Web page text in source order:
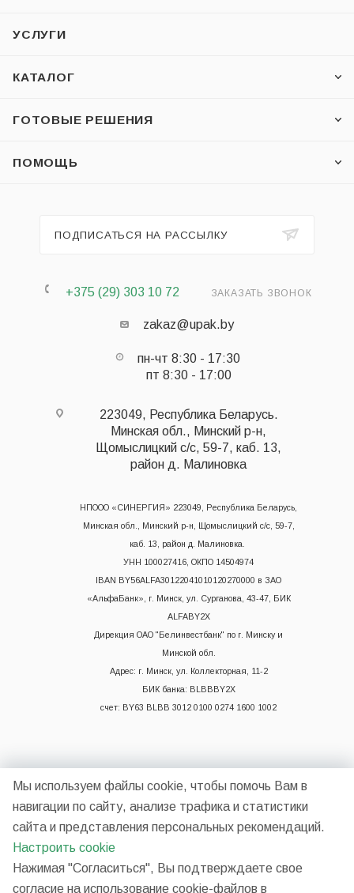
УСЛУГИ
КАТАЛОГ
ГОТОВЫЕ РЕШЕНИЯ
ПОМОЩЬ
ПОДПИСАТЬСЯ НА РАССЫЛКУ
+375 (29) 303 10 72 ЗАКАЗАТЬ ЗВОНОК
zakaz@upak.by
пн-чт 8:30 - 17:30
пт 8:30 - 17:00
223049, Республика Беларусь.
Минская обл., Минский р-н,
Щомыслицкий с/с, 59-7, каб. 13,
район д. Малиновка
НПООО «СИНЕРГИЯ» 223049, Республика Беларусь,
Минская обл., Минский р-н, Щомыслицкий с/с, 59-7,
каб. 13, район д. Малиновка.
УНН 100027416, ОКПО 14504974
IBAN BY56ALFA30122041010120270000 в ЗАО
«АльфаБанк», г. Минск, ул. Сурганова, 43-47, БИК
ALFABY2X
Дирекция ОАО "Белинвестбанк" по г. Минску и
Минской обл.
Адрес: г. Минск, ул. Коллекторная, 11-2
БИК банка: BLBBBY2X
счет: BY63 BLBB 3012 0100 0274 1600 1002
2026 © НП ООО "Синергия"
Мы используем файлы cookie, чтобы помочь Вам в
навигации по сайту, анализе трафика и статистики
сайта и представления персональных рекомендаций.
Настроить cookie
Нажимая "Согласиться", Вы подтверждаете свое
согласие на использование cookie-файлов в